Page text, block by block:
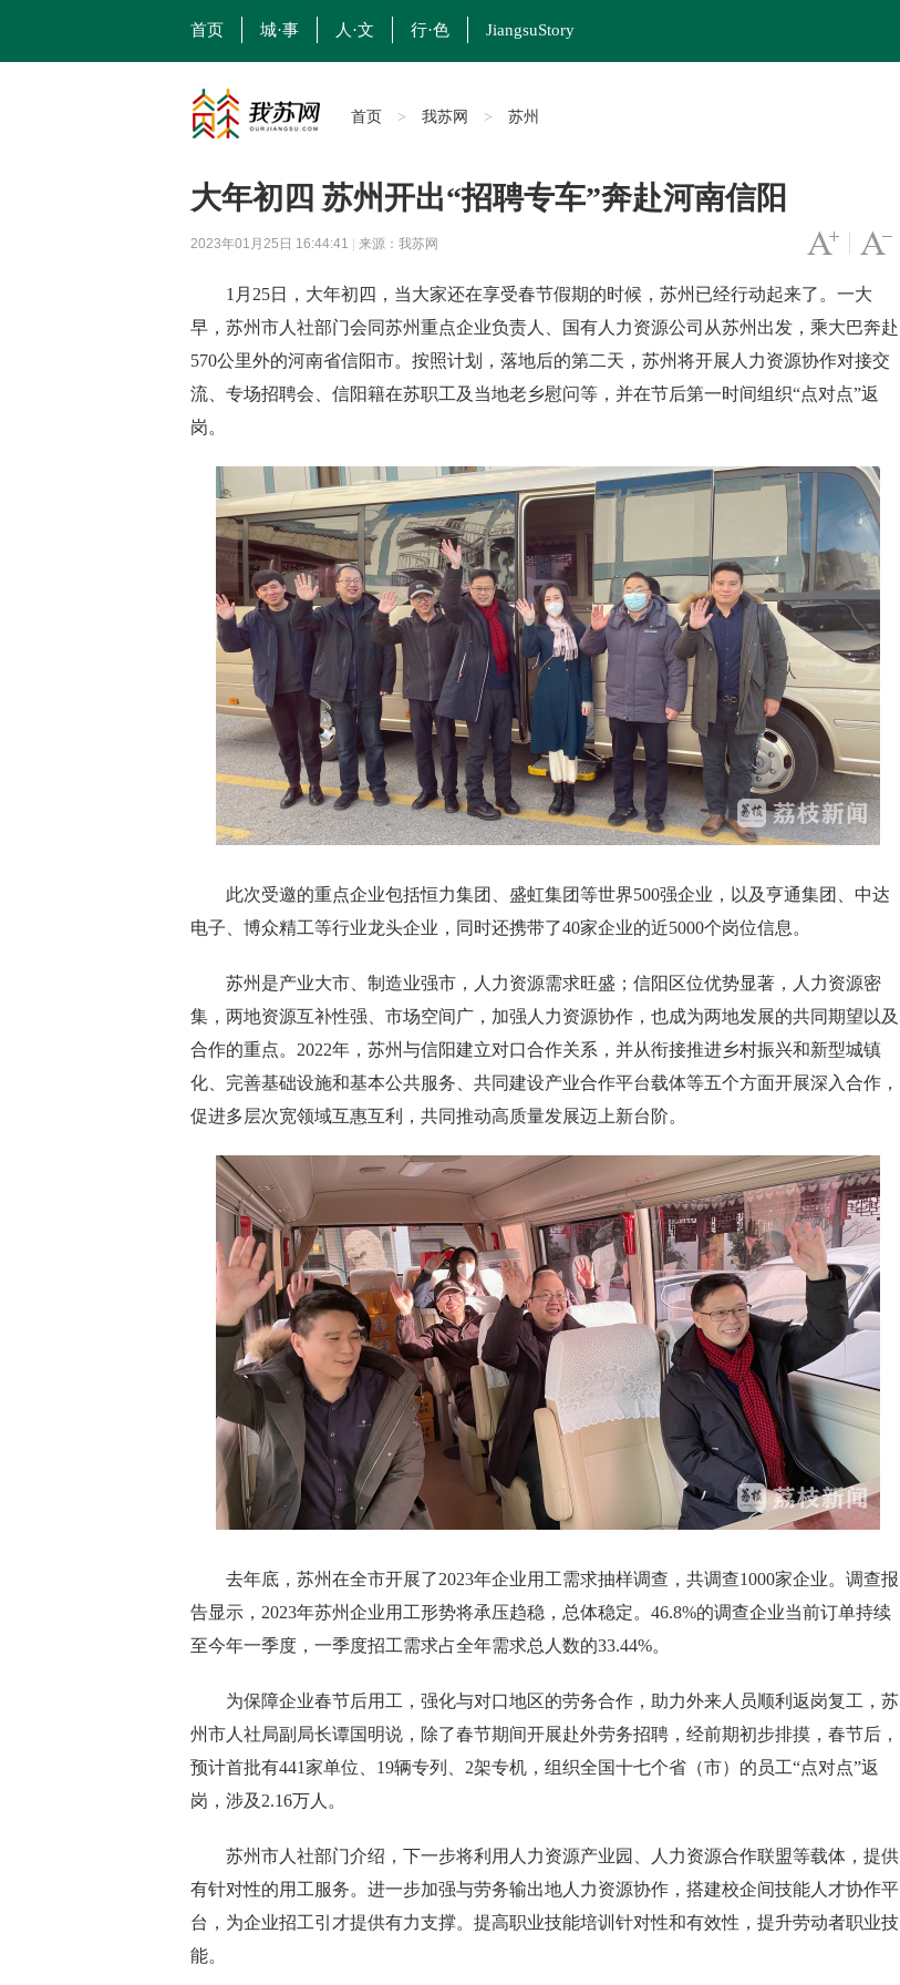
首页 城·事 人·文 行·色 JiangsuStory
首页 > 我苏网 > 苏州
大年初四 苏州开出“招聘专车”奔赴河南信阳
2023年01月25日 16:44:41 来源：我苏网 字号变小
1月25日，大年初四，当大家还在享受春节假期的时候，苏州已经行动起来了。一大
早，苏州市人社部门会同苏州重点企业负责人、国有人力资源公司从苏州出发，乘大巴奔赴
570公里外的河南省信阳市。按照计划，落地后的第二天，苏州将开展人力资源协作对接交
流、专场招聘会、信阳籍在苏职工及当地老乡慰问等，并在节后第一时间组织“点对点”返
岗。
此次受邀的重点企业包括恒力集团、盛虹集团等世界500强企业，以及亨通集团、中达
电子、博众精工等行业龙头企业，同时还携带了40家企业的近5000个岗位信息。
苏州是产业大市、制造业强市，人力资源需求旺盛；信阳区位优势显著，人力资源密
集，两地资源互补性强、市场空间广，加强人力资源协作，也成为两地发展的共同期望以及
合作的重点。2022年，苏州与信阳建立对口合作关系，并从衔接推进乡村振兴和新型城镇
化、完善基础设施和基本公共服务、共同建设产业合作平台载体等五个方面开展深入合作，
促进多层次宽领域互惠互利，共同推动高质量发展迈上新台阶。
去年底，苏州在全市开展了2023年企业用工需求抽样调查，共调查1000家企业。调查报
告显示，2023年苏州企业用工形势将承压趋稳，总体稳定。46.8%的调查企业当前订单持续
至今年一季度，一季度招工需求占全年需求总人数的33.44%。
为保障企业春节后用工，强化与对口地区的劳务合作，助力外来人员顺利返岗复工，苏
州市人社局副局长谭国明说，除了春节期间开展赴外劳务招聘，经前期初步排摸，春节后，
预计首批有441家单位、19辆专列、2架专机，组织全国十七个省（市）的员工“点对点”返
岗，涉及2.16万人。
苏州市人社部门介绍，下一步将利用人力资源产业园、人力资源合作联盟等载体，提供
有针对性的用工服务。进一步加强与劳务输出地人力资源协作，搭建校企间技能人才协作平
台，为企业招工引才提供有力支撑。提高职业技能培训针对性和有效性，提升劳动者职业技
能。